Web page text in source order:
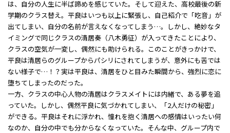
は、自分の人生に半ば諦めを感じていた。そして迎えた、高校最後の新
学期のクラス替え。平良はいつも以上に緊張し、自己紹介で「吃音」が
出てしまい、自分の名前が言えなくなってしまう…。しかし、絶妙なタ
イミングで同じクラスの清居奏（八木勇征）が入ってきたことにより、
クラスの空気が一変し、偶然にも助けられる。このことがきっかけで、
平良は清居らのグループからパシリにされてしまうが、意外にも苦では
ない様子で…！？実は平良は、清居をひと目みた瞬間から、強烈に恋に
堕ちてしまったのだった。
一方、クラスの中心人物の清居はクラスメイトには内緒で、ある夢を追
っていた。しかし、偶然平良に気づかれてしまい、「2人だけの秘密」
ができる。平良はそれに浮かれ、憧れを抱く清居への感情はいったい何
なのか、自分の中でも分からなくなっていた。そんな中、グループ内で